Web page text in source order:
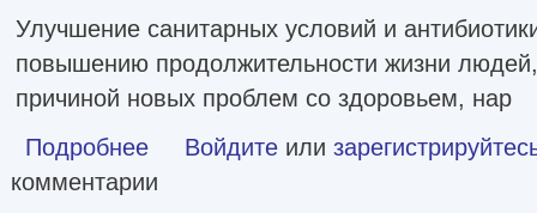
Улучшение санитарных условий и
повышению продолжительности жизни
причиной новых проблем со здоровьем, нар
Подробнее о Микробы хорошие и плохие. Наше здоровье и
Войдите или
комментарии